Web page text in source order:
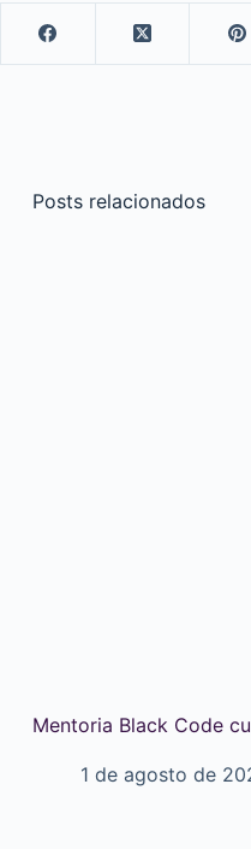
Posts relacionados
Mentoria Black Code
1 de agosto de